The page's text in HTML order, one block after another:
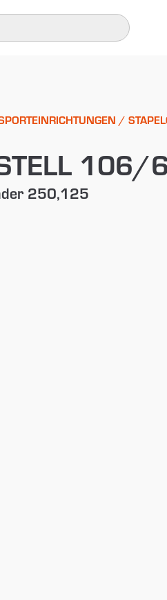
/
106/
250,125